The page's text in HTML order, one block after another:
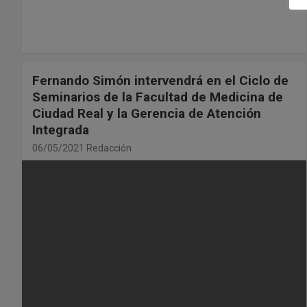
Fernando Simón intervendrá en el Ciclo de
Seminarios de la Facultad de Medicina de
Ciudad Real y la Gerencia de Atención
Integrada
06/05/2021 Redacción